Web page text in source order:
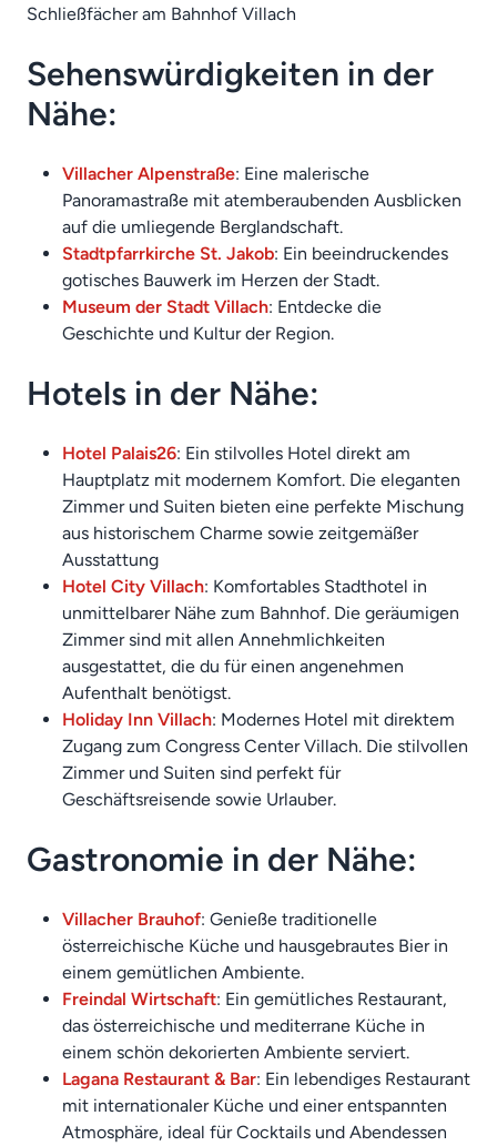
Schließfächer am Bahnhof Villach
Sehenswürdigkeiten in der
Nähe:
Villacher Alpenstraße: Eine malerische
Panoramastraße mit atemberaubenden Ausblicken
auf die umliegende Berglandschaft.
Stadtpfarrkirche St. Jakob: Ein beeindruckendes
gotisches Bauwerk im Herzen der Stadt.
Museum der Stadt Villach: Entdecke die
Geschichte und Kultur der Region.
Hotels in der Nähe:
Hotel Palais26: Ein stilvolles Hotel direkt am
Hauptplatz mit modernem Komfort. Die eleganten
Zimmer und Suiten bieten eine perfekte Mischung
aus historischem Charme sowie zeitgemäßer
Ausstattung
Hotel City Villach: Komfortables Stadthotel in
unmittelbarer Nähe zum Bahnhof. Die geräumigen
Zimmer sind mit allen Annehmlichkeiten
ausgestattet, die du für einen angenehmen
Aufenthalt benötigst.
Holiday Inn Villach: Modernes Hotel mit direktem
Zugang zum Congress Center Villach. Die stilvollen
Zimmer und Suiten sind perfekt für
Geschäftsreisende sowie Urlauber.
Gastronomie in der Nähe:
Villacher Brauhof: Genieße traditionelle
österreichische Küche und hausgebrautes Bier in
einem gemütlichen Ambiente.
Freindal Wirtschaft: Ein gemütliches Restaurant,
das österreichische und mediterrane Küche in
einem schön dekorierten Ambiente serviert.
Lagana Restaurant & Bar: Ein lebendiges Restaurant
mit internationaler Küche und einer entspannten
Atmosphäre, ideal für Cocktails und Abendessen